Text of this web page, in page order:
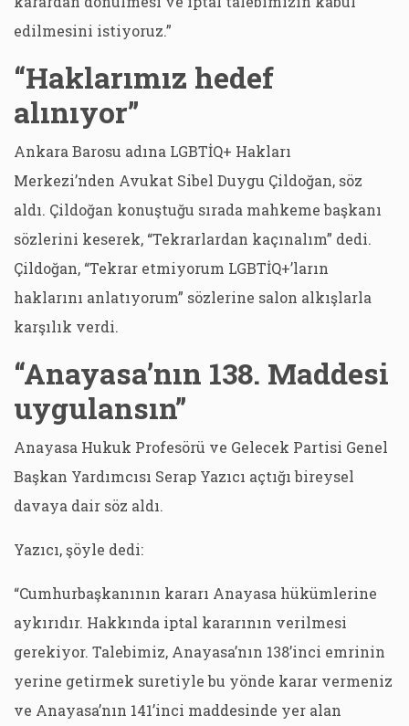
edilmesini istiyoruz.”
“Haklarımız hedef
alınıyor”
Ankara Barosu adına LGBTİQ+ Hakları
Merkezi’nden Avukat Sibel Duygu Çildoğan, söz
aldı. Çildoğan konuştuğu sırada mahkeme başkanı
sözlerini keserek, “Tekrarlardan kaçınalım” dedi.
Çildoğan, “Tekrar etmiyorum LGBTİQ+’ların
haklarını anlatıyorum” sözlerine salon alkışlarla
karşılık verdi.
“Anayasa’nın 138. Maddesi
uygulansın”
Anayasa Hukuk Profesörü ve Gelecek Partisi Genel
Başkan Yardımcısı Serap Yazıcı açtığı bireysel
davaya dair söz aldı.
Yazıcı, şöyle dedi:
“Cumhurbaşkanının kararı Anayasa hükümlerine
aykırıdır. Hakkında iptal kararının verilmesi
gerekiyor. Talebimiz, Anayasa’nın 138’inci emrinin
yerine getirmek suretiyle bu yönde karar vermeniz
ve Anayasa’nın 141’inci maddesinde yer alan